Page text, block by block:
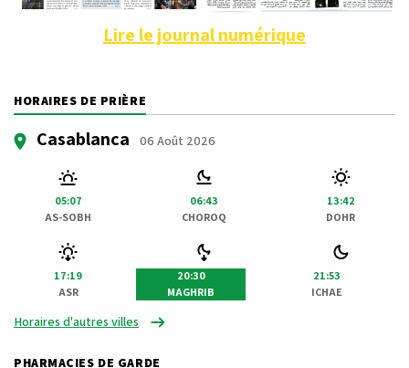
Lire le journal numérique
HORAIRES DE PRIÈRE
Casablanca 06 Août 2026
05:07
AS-SOBH
06:43
CHOROQ
13:42
DOHR
17:19
ASR
20:30
MAGHRIB
21:53
ICHAE
Horaires d'autres villes
PHARMACIES DE GARDE